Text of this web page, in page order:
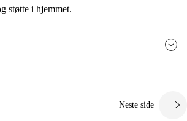
støtte i hjemmet.
Neste side